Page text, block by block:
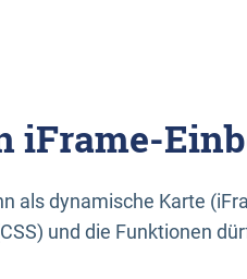
iFrame-
als dynamische Karte
und die Funktionen